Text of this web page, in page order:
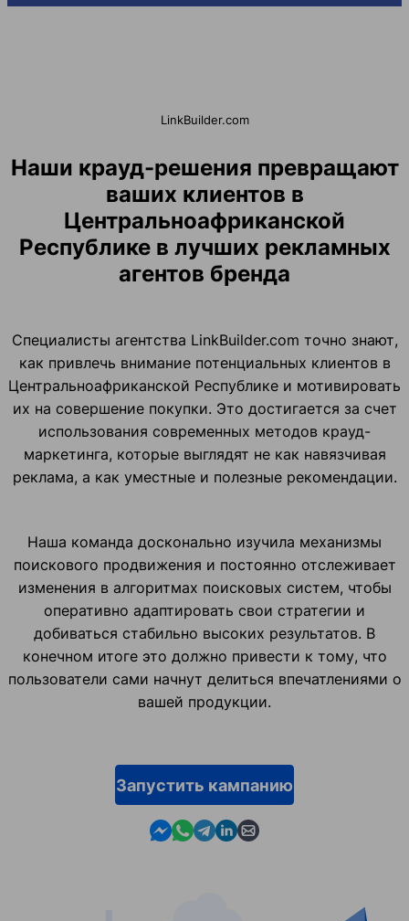
LinkBuilder.com
Наши крауд-решения превращают
ваших клиентов в
Центральноафриканской
Республике в лучших рекламных
агентов бренда
Специалисты агентства LinkBuilder.com точно знают,
как привлечь внимание потенциальных клиентов в
Центральноафриканской Республике и мотивировать
их на совершение покупки. Это достигается за счет
использования современных методов крауд-
маркетинга, которые выглядят не как навязчивая
реклама, а как уместные и полезные рекомендации.
Наша команда досконально изучила механизмы
поискового продвижения и постоянно отслеживает
изменения в алгоритмах поисковых систем, чтобы
оперативно адаптировать свои стратегии и
добиваться стабильно высоких результатов. В
конечном итоге это должно привести к тому, что
пользователи сами начнут делиться впечатлениями о
вашей продукции.
Запустить кампанию
Contact us in Messenger
Contact us in WhatsApp
Contact us in Telegram
Contact us in Linkedin
Contact us by email